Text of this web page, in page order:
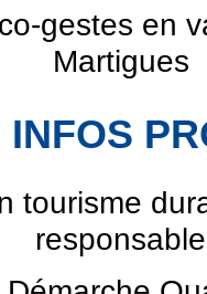
gestes en
Martigues
INFOS
tourisme
responsable